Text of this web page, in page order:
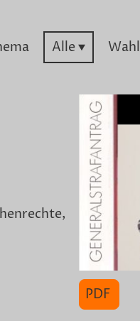
Alle Wahl
PDF